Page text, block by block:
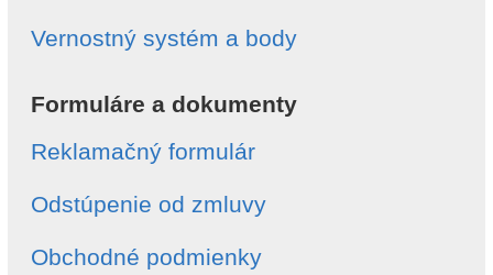
Vernostný systém a body
Formuláre a dokumenty
Reklamačný formulár
Odstúpenie od zmluvy
Obchodné podmienky